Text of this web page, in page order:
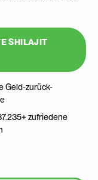
SHILAJIT
Geld-zurück-
zufriedene